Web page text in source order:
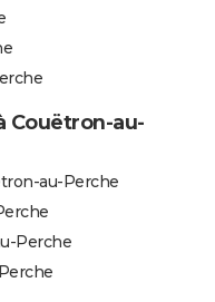
Couëtron-au-
au-Perche
Perche